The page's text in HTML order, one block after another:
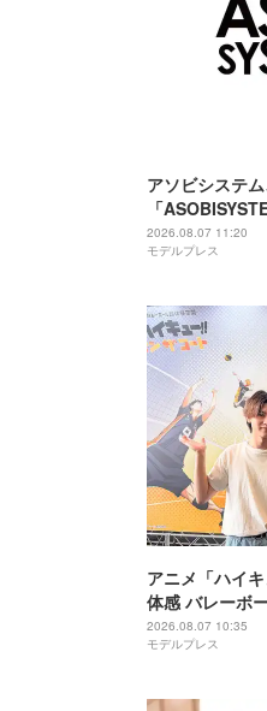
アソビシステ
「
の挑戦を本格化
2026.08.07 11:20
モデルプレス
アニメ「ハイ
体感 バレーボ
ュー！！オンザ
地が現場潜入
2026.08.07 10:35
モデルプレス